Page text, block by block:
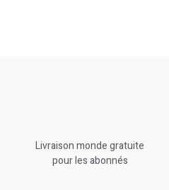
Livraison monde gratuite
pour les abonnés